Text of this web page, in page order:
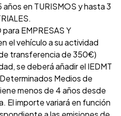
en TURISMOS y hasta 3
EMPRESAS Y
el vehículo a su actividad
transferencia de 350€)
se deberá añadir el IEDMT
Medios de
menos de 4 años desde
El importe variará en función